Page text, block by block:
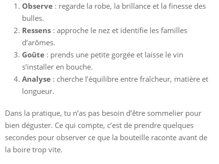
Observe : regarde la robe, la brillance et la finesse des
bulles.
Ressens : approche le nez et identifie les familles
d’arômes.
Goûte : prends une petite gorgée et laisse le vin
s’installer en bouche.
Analyse : cherche l’équilibre entre fraîcheur, matière et
longueur.
Dans la pratique, tu n’as pas besoin d’être sommelier pour
bien déguster. Ce qui compte, c’est de prendre quelques
secondes pour observer ce que la bouteille raconte avant de
la boire trop vite.